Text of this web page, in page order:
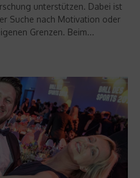
unterstützen. Dabei ist
Suche nach Motivation oder
Grenzen. Beim...